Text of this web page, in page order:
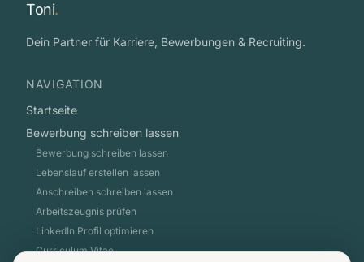
Toni.
Dein Partner für Karriere, Bewerbungen & Recruiting.
NAVIGATION
Startseite
Bewerbung schreiben lassen
Bewerbung schreiben lassen
Lebenslauf erstellen lassen
Anschreiben schreiben lassen
Arbeitszeugnis prüfen
LinkedIn Profil optimieren
Curriculum Vitae